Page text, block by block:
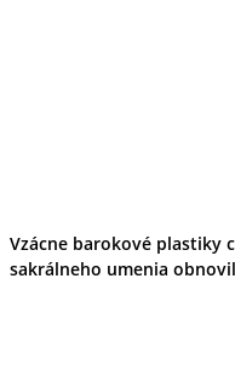
Vzácne barokové plastiky
sakrálneho umenia